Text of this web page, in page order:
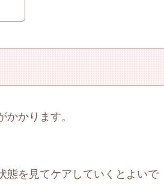
かります。
態を見てケアしていくとよいで